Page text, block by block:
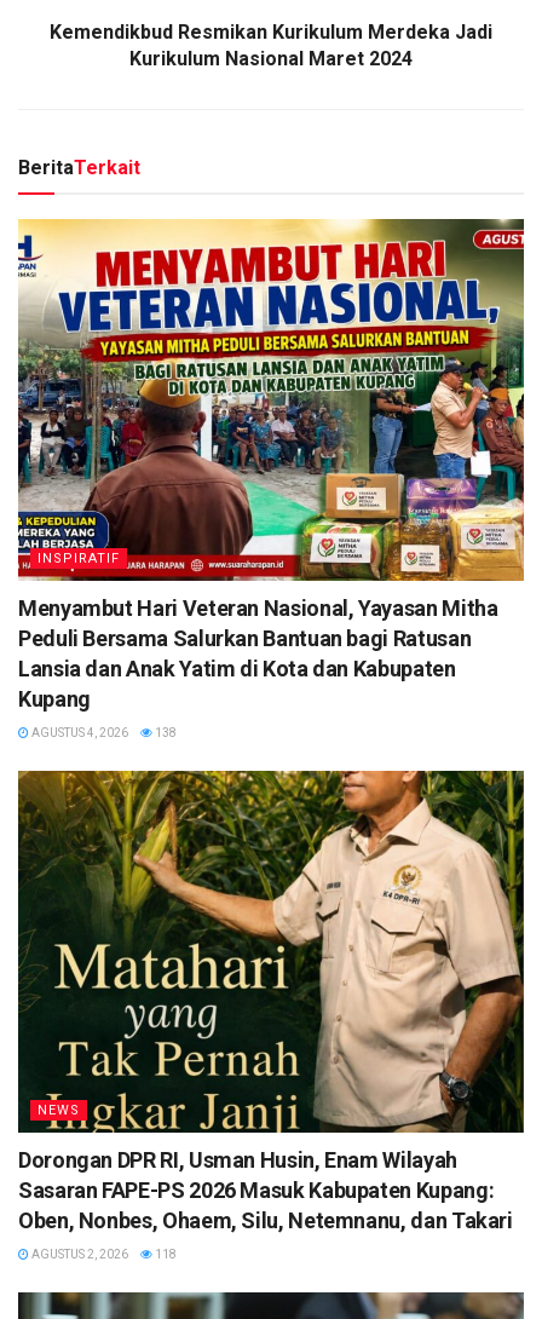
Kemendikbud Resmikan Kurikulum Merdeka Jadi
Kurikulum Nasional Maret 2024
BeritaTerkait
INSPIRATIF
​Menyambut Hari Veteran Nasional, Yayasan Mitha
Peduli Bersama Salurkan Bantuan bagi Ratusan
Lansia dan Anak Yatim di Kota dan Kabupaten
Kupang
AGUSTUS 4, 2026 138
NEWS
Dorongan DPR RI, Usman Husin, Enam Wilayah
Sasaran FAPE-PS 2026 Masuk Kabupaten Kupang:
Oben, Nonbes, Ohaem, Silu, Netemnanu, dan Takari
AGUSTUS 2, 2026 118